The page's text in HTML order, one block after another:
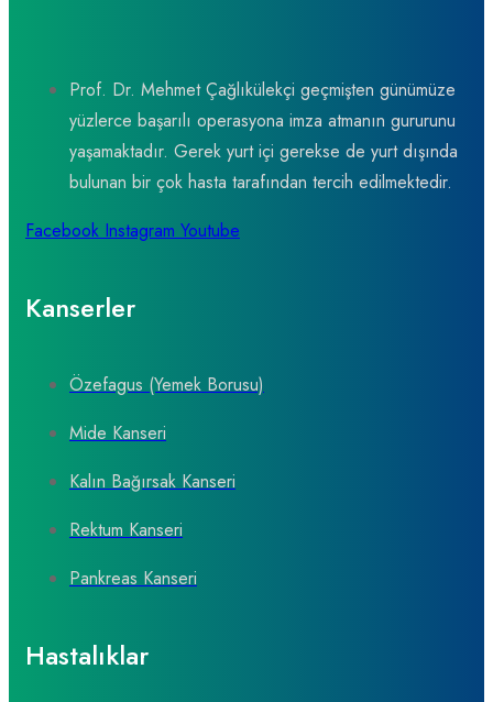
Prof. Dr. Mehmet Çağlıkülekçi geçmişten günümüze
yüzlerce başarılı operasyona imza atmanın gururunu
yaşamaktadır. Gerek yurt içi gerekse de yurt dışında
bulunan bir çok hasta tarafından tercih edilmektedir.
Facebook Instagram Youtube
Kanserler
Özefagus (Yemek Borusu)
Mide Kanseri
Kalın Bağırsak Kanseri
Rektum Kanseri
Pankreas Kanseri
Hastalıklar